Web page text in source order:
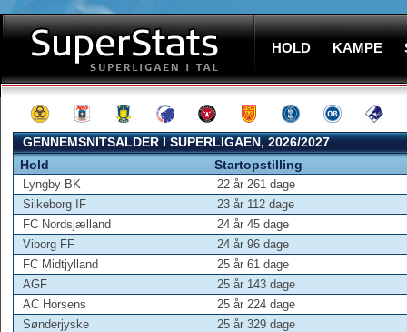
HOLD KAMPE
GENNEMSNITSALDER I SUPERLIGAEN, 2026/2027
Hold
Startopstilling
Lyngby BK
22 år 261 dage
Silkeborg IF
23 år 112 dage
FC Nordsjælland
24 år 45 dage
Viborg FF
24 år 96 dage
FC Midtjylland
25 år 61 dage
AGF
25 år 143 dage
AC Horsens
25 år 224 dage
Sønderjyske
25 år 329 dage